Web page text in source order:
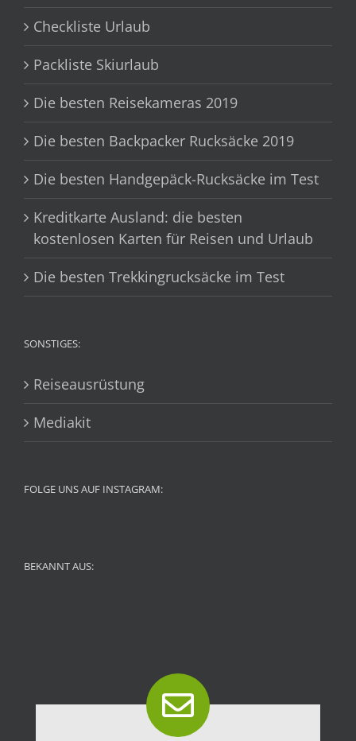
Checkliste Urlaub
Packliste Skiurlaub
Die besten Reisekameras 2019
Die besten Backpacker Rucksäcke 2019
Die besten Handgepäck-Rucksäcke im Test
Kreditkarte Ausland: die besten
kostenlosen Karten für Reisen und Urlaub
Die besten Trekkingrucksäcke im Test
SONSTIGES:
Reiseausrüstung
Mediakit
FOLGE UNS AUF INSTAGRAM:
BEKANNT AUS: